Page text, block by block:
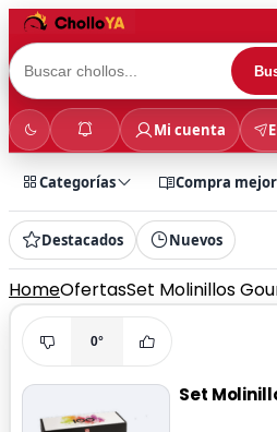
Mi cuenta
Categorías Compra mejor
Destacados Nuevos
HomeOfertasSet Molinillos
0°
Set